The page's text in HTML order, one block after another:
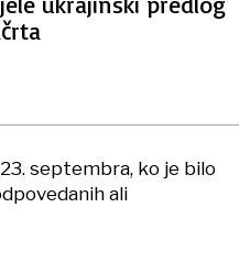
septembra, ko je bilo
ali